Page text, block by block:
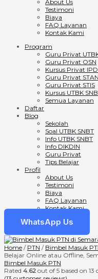
About Us
Testimoni
Biaya
FAQ Layanan
Kontak Kami
Program
Guru Privat
Guru Privat OSN
Kursus Privat
Guru Privat STAN
Guru Privat STIS
Kursus UTBK
Semua Layanan
Daftar
Blog
Sekolah
Soal UTBK SNBT
Info UTBK SNBT
Info DIKDIN
Guru Privat
Tips Belajar
Profil
About Us
Testimoni
Biaya
FAQ Layanan
Kontak Kami
WhatsApp Us
Home / PTN / Bimbel Masuk
Belajar Online atau Offline,
Bimbel Masuk PTN
Rated 4.62 out of 5 based on 13